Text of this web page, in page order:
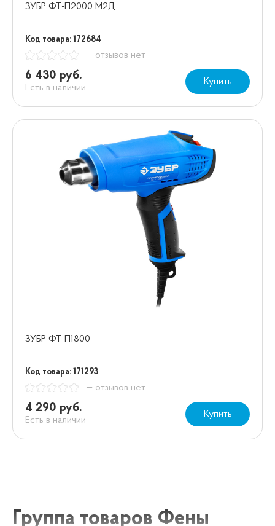
ЗУБР ФТ-П2000 М2Д
Код товара: 172684
— отзывов нет
6 430 руб.
Есть в наличии
Купить
ЗУБР ФТ-П1800
Код товара: 171293
— отзывов нет
4 290 руб.
Есть в наличии
Купить
Группа товаров Фены